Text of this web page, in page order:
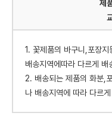
제
1. 꽃제품의 바구니,포장
배송지역에따라 다르게 배
2. 배송되는 제품의 화분,
나 배송지역에 따라 다르